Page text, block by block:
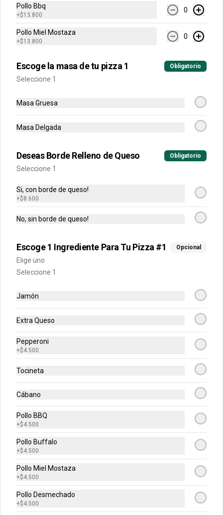
Pizzas Dobles
Personales Clásicas
Escoge tu combinación perfecta (Pollo
BBQ, Hawaiana, Buffalo Wings, Jamón
Pizza Fuego, Carnes, Tres Quesos)
Medianas Clásicas
BBQ, Hawaiana, Buffalo Wings, Jamón
Champiñon, Vegetariana, Pepperoni,
Pollo Bbq
+$13.800
0
Pollo Miel Mostaza
+$13.800
0
Escoge la masa de tu pizza 1 Obligatorio
Seleccione 1
Masa Gruesa
Masa Delgada
Deseas Borde Relleno de Queso Obligatorio
Seleccione 1
Si, con borde de queso!
+$8.600
No, sin borde de queso!
Escoge 1 Ingrediente Para Tu Pizza #1 Opcional
Elige uno
Seleccione 1
Jamón
Extra Queso
Pepperoni
+$4.500
Tocineta
Cábano
Pollo BBQ
+$4.500
Pollo Buffalo
+$4.500
Pollo Miel Mostaza
+$4.500
Pollo Desmechado
+$4.500